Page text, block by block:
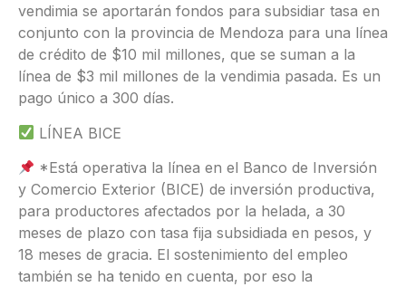
vendimia se aportarán fondos para subsidiar tasa en
conjunto con la provincia de Mendoza para una línea
de crédito de $10 mil millones, que se suman a la
línea de $3 mil millones de la vendimia pasada. Es un
pago único a 300 días.
LÍNEA BICE
*Está operativa la línea en el Banco de Inversión
y Comercio Exterior (BICE) de inversión productiva,
para productores afectados por la helada, a 30
meses de plazo con tasa fija subsidiada en pesos, y
18 meses de gracia. El sostenimiento del empleo
también se ha tenido en cuenta, por eso la